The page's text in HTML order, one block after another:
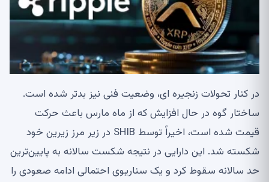
در کنار تحولات زنجیره ای، وضعیت فنی نیز بدتر شده است.
ساختار گوه در حال افزایش که از ماه مارس باعث حرکت
قیمت شده است، اخیراً توسط SHIB در زیر مرز زیرین خود
شکسته شد. این دارایی در نتیجه شکست سالانه به پایین‌ترین
حد سالانه سقوط کرد و یک سناریوی احتمالی ادامه صعودی را